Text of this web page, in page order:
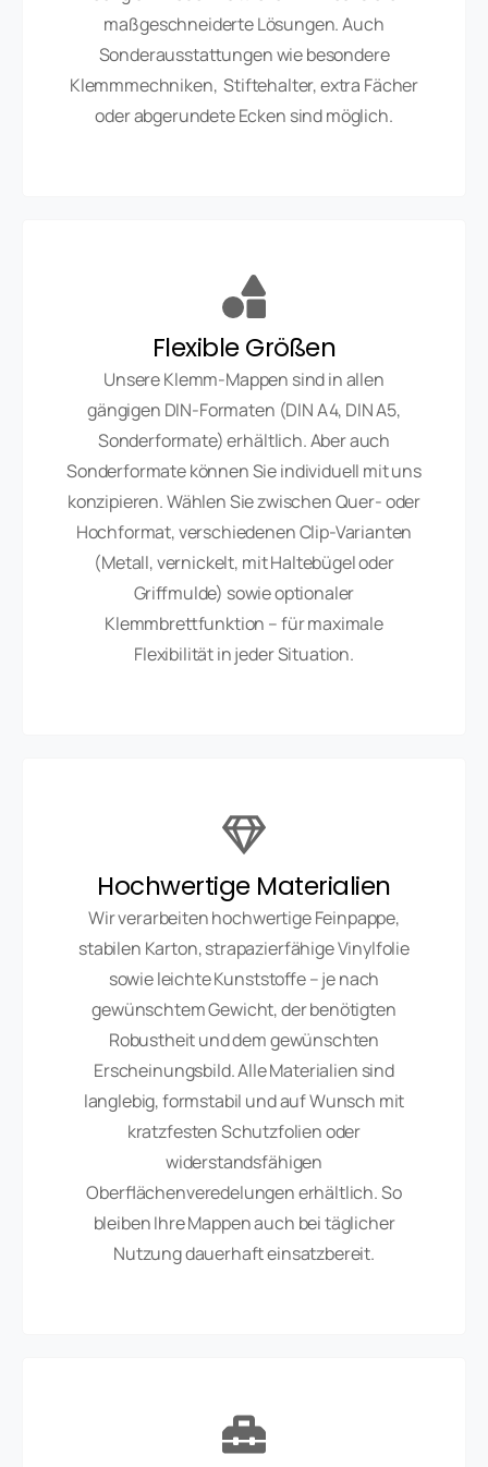
maßgeschneiderte Lösungen. Auch
Sonderausstattungen wie besondere
Klemmmechniken, Stiftehalter, extra Fächer
oder abgerundete Ecken sind möglich.
Flexible Größen
Unsere Klemm-Mappen sind in allen
gängigen DIN-Formaten (DIN A4, DIN A5,
Sonderformate) erhältlich. Aber auch
Sonderformate können Sie individuell mit uns
konzipieren. Wählen Sie zwischen Quer- oder
Hochformat, verschiedenen Clip-Varianten
(Metall, vernickelt, mit Haltebügel oder
Griffmulde) sowie optionaler
Klemmbrettfunktion – für maximale
Flexibilität in jeder Situation.
Hochwertige Materialien
Wir verarbeiten hochwertige Feinpappe,
stabilen Karton, strapazierfähige Vinylfolie
sowie leichte Kunststoffe – je nach
gewünschtem Gewicht, der benötigten
Robustheit und dem gewünschten
Erscheinungsbild. Alle Materialien sind
langlebig, formstabil und auf Wunsch mit
kratzfesten Schutzfolien oder
widerstandsfähigen
Oberflächenveredelungen erhältlich. So
bleiben Ihre Mappen auch bei täglicher
Nutzung dauerhaft einsatzbereit.